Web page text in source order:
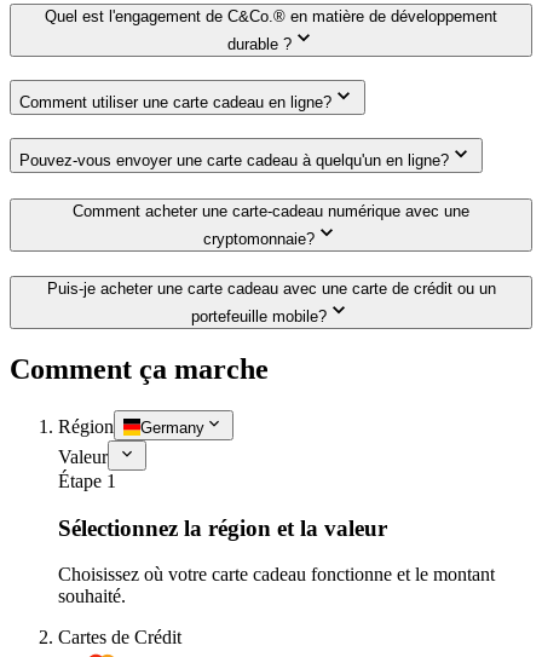
Quel est l'engagement de C&Co.® en matière de développement
durable ?
Comment utiliser une carte cadeau en ligne?
Pouvez-vous envoyer une carte cadeau à quelqu'un en ligne?
Comment acheter une carte-cadeau numérique avec une
cryptomonnaie?
Puis-je acheter une carte cadeau avec une carte de crédit ou un
portefeuille mobile?
Comment ça marche
Région Germany
Valeur
Étape 1
Sélectionnez la région et la valeur
Choisissez où votre carte cadeau fonctionne et le montant
souhaité.
Cartes de Crédit